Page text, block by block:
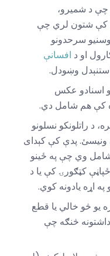
د شمیرو،
کې شتون لري چې
سرحدونو
او د افسانې
وښودل.
اسنادو عکس
کې هم شامل دي.
د راتلونکو نسلونو
ونیسئ. پدې کې کېدای
وي چې په ځینو
کټګورۍ کې یا د
په اړه یادونه کوي.
یو څو خالي یا قطع
څنګه چې